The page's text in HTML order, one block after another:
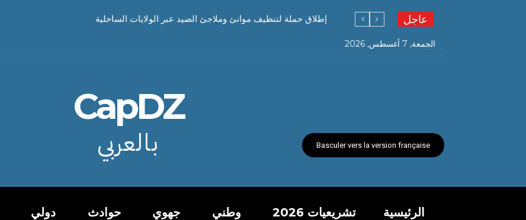
عاجل إطلاق حملة لتنظيف موانئ وملاجئ الصيد عبر الولايات الساحلية
الجمعة, 7 أغسطس, 2026
Basculer vers la version française
CapDZ
بالعربي
الرئيسية تشريعيات 2026 وطني جهوي حوادث دولي